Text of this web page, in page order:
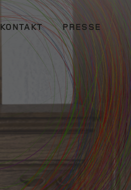
KONTAKT PRESSE